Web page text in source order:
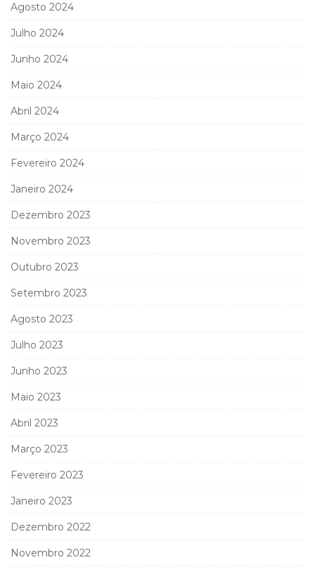
Agosto 2024
Julho 2024
Junho 2024
Maio 2024
Abril 2024
Março 2024
Fevereiro 2024
Janeiro 2024
Dezembro 2023
Novembro 2023
Outubro 2023
Setembro 2023
Agosto 2023
Julho 2023
Junho 2023
Maio 2023
Abril 2023
Março 2023
Fevereiro 2023
Janeiro 2023
Dezembro 2022
Novembro 2022